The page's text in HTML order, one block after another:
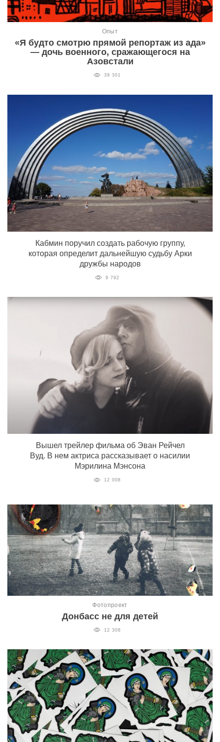
Опыт
«Я будто смотрю прямой репортаж из ада»
— дочь военного, сражающегося на
Азовстали
39 301
Кабмин поручил создать рабочую группу,
которая определит дальнейшую судьбу Арки
дружбы народов
9 792
Вышел трейлер фильма об Эван Рейчел
Вуд. В нем актриса рассказывает о насилии
Мэрилина Мэнсона
12 008
Фотопроект
Донбасс не для детей
12 308